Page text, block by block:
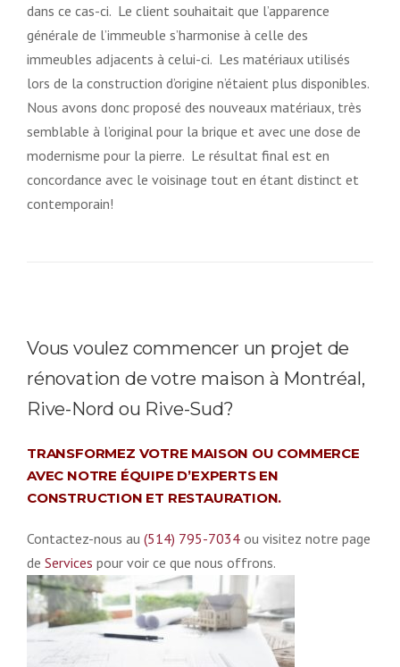
dans ce cas-ci. Le client souhaitait que l’apparence
générale de l’immeuble s’harmonise à celle des
immeubles adjacents à celui-ci. Les matériaux utilisés
lors de la construction d’origine n’étaient plus disponibles.
Nous avons donc proposé des nouveaux matériaux, très
semblable à l’original pour la brique et avec une dose de
modernisme pour la pierre. Le résultat final est en
concordance avec le voisinage tout en étant distinct et
contemporain!
Vous voulez commencer un projet de
rénovation de votre maison à Montréal,
Rive-Nord ou Rive-Sud?
TRANSFORMEZ VOTRE MAISON OU COMMERCE
AVEC NOTRE ÉQUIPE D’EXPERTS EN
CONSTRUCTION ET RESTAURATION.
Contactez-nous au (514) 795-7034 ou visitez notre page
de Services pour voir ce que nous offrons.